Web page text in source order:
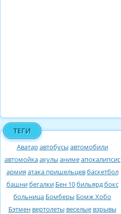
ТЕГИ
Аватаравтобусы автомобили
автомойкаакулы анимеапокалипсис
армия атака пришельцевбаскетбол
башнибегалки Бен 10бильярдбокс
больница Бомберы Бомж Хобо
Бэтмен вертолеты веселые взрывы